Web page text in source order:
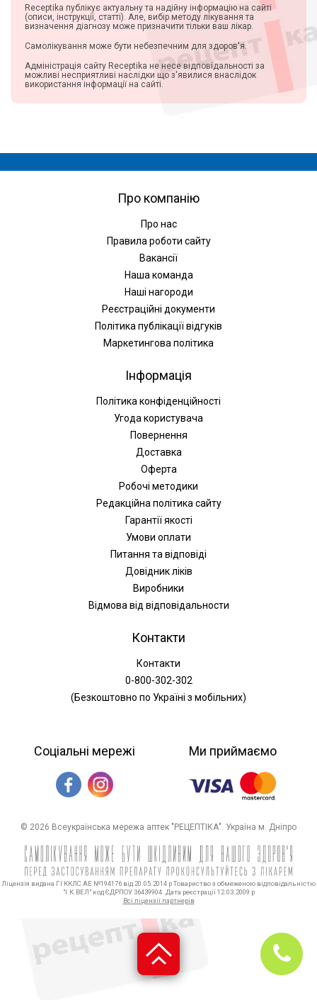
Receptika публікує актуальну та надійну інформацію на сайті
(описи, інструкції, статті). Але, вибір методу лікування та
визначення діагнозу може призначити тільки ваш лікар.
Самолікування може бути небезпечним для здоров'я.
Адміністрація сайту Receptika не несе відповідальності за
можливі несприятливі наслідки що з'явилися внаслідок
використання інформації на сайті.
Про компанію
Про нас
Правила роботи сайту
Вакансії
Наша команда
Наші нагороди
Реєстраційні документи
Політика публікації відгуків
Маркетингова політика
Інформація
Політика конфіденційності
Угода користувача
Повернення
Доставка
Оферта
Робочі методики
Редакційна політика сайту
Гарантії якості
Умови оплати
Питання та відповіді
Довідник ліків
Виробники
Відмова від відповідальности
Контакти
Контакти
0-800-302-302
(Безкоштовно по Україні з мобільних)
Соціальні мережі Ми приймаємо
© 2026 Всеукраїнська мережа аптек "РЕЦЕПТІКА". Україна м. Дніпро
Ліцензія видана ГІ ККЛС АЕ №194176 від 20.05.2014 р Товариство з обмеженою відповідальністю
"І.К.ВЕЛ" код ЄДРПОУ 36439904. Дата реєстрації 12.03.2009 р
Всі ліцензії партнерів